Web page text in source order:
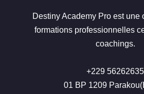
Destiny Academy Pro est une
formations professionnelles
coachings.
+229 56262635
01 BP 1209